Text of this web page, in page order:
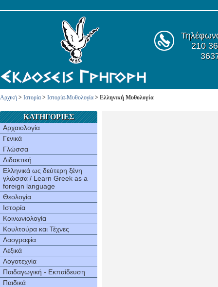
210
Αρχική > Ιστορία > Ιστορία-Mυθολογία > Eλληνική Mυθολογία
ΚΑΤΗΓΟΡΙΕΣ
Αρχαιολογία
Γενικά
Γλώσσα
Διδακτική
Ελληνικά ως δεύτερη ξένη
γλώσσα / Learn Greek as a
foreign language
Θεολογία
Ιστορία
Κοινωνιολογία
Κουλτούρα και Τέχνες
Λαογραφία
Λεξικά
Λογοτεχνία
Παιδαγωγική - Εκπαίδευση
Παιδικά